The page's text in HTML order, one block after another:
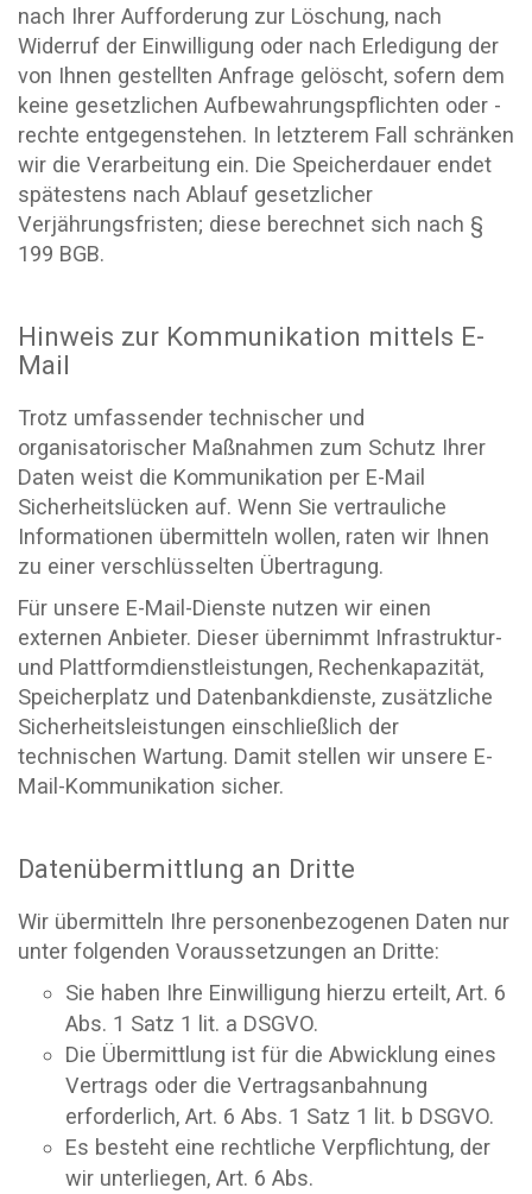
nach Ihrer Aufforderung zur Löschung, nach
Widerruf der Einwilligung oder nach Erledigung der
von Ihnen gestellten Anfrage gelöscht, sofern dem
keine gesetzlichen Aufbewahrungspflichten oder -
rechte entgegenstehen. In letzterem Fall schränken
wir die Verarbeitung ein. Die Speicherdauer endet
spätestens nach Ablauf gesetzlicher
Verjährungsfristen; diese berechnet sich nach §
199 BGB.
Hinweis zur Kommunikation mittels E-
Mail
Trotz umfassender technischer und
organisatorischer Maßnahmen zum Schutz Ihrer
Daten weist die Kommunikation per E-Mail
Sicherheitslücken auf. Wenn Sie vertrauliche
Informationen übermitteln wollen, raten wir Ihnen
zu einer verschlüsselten Übertragung.
Für unsere E-Mail-Dienste nutzen wir einen
externen Anbieter. Dieser übernimmt Infrastruktur-
und Plattformdienstleistungen, Rechenkapazität,
Speicherplatz und Datenbankdienste, zusätzliche
Sicherheitsleistungen einschließlich der
technischen Wartung. Damit stellen wir unsere E-
Mail-Kommunikation sicher.
Datenübermittlung an Dritte
Wir übermitteln Ihre personenbezogenen Daten nur
unter folgenden Voraussetzungen an Dritte:
Sie haben Ihre Einwilligung hierzu erteilt, Art. 6
Abs. 1 Satz 1 lit. a DSGVO.
Die Übermittlung ist für die Abwicklung eines
Vertrags oder die Vertragsanbahnung
erforderlich, Art. 6 Abs. 1 Satz 1 lit. b DSGVO.
Es besteht eine rechtliche Verpflichtung, der
wir unterliegen, Art. 6 Abs.